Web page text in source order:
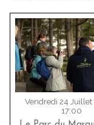
Vendredi 24
17:00